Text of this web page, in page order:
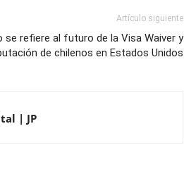
Artículo siguiente
se refiere al futuro de la Visa Waiver y
de chilenos en Estados Unidos
| JP